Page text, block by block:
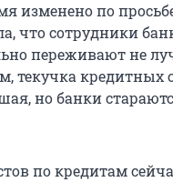
изменено по
что сотрудники
переживают не
текучка кредитных
но банки
по кредитам